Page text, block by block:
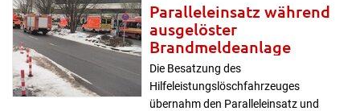
Paralleleinsatz während
ausgelöster
Brandmeldeanlage
Die Besatzung des
Hilfeleistungslöschfahrzeuges
übernahm den Paralleleinsatz und